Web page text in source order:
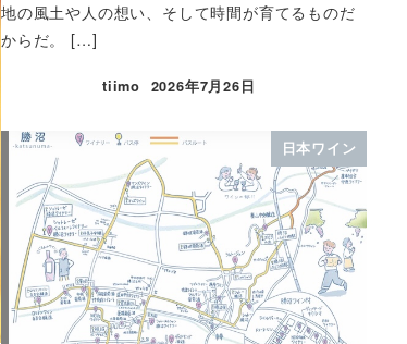
地の風土や人の想い、そして時間が育てるものだ
からだ。 […]
tiimo 2026年7月26日
日本ワイン